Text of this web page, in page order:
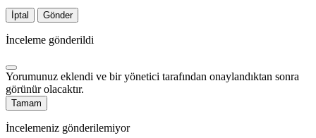
İptal Gönder
İnceleme gönderildi
Yorumunuz eklendi ve bir yönetici tarafından onaylandıktan sonra
görünür olacaktır.
Tamam
İncelemeniz gönderilemiyor